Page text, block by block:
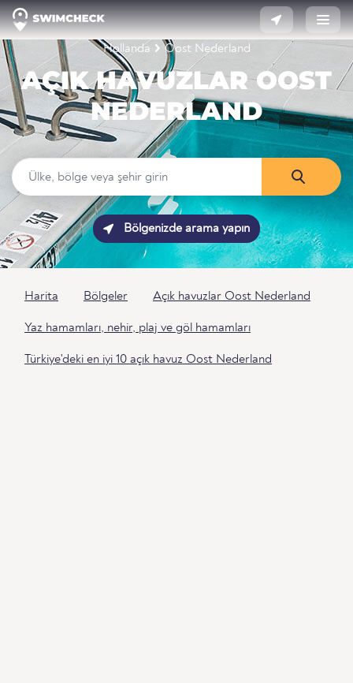
Hollanda Oost Nederland
AÇIK HAVUZLAR OOST
NEDERLAND
Bölgenizde arama yapın
Harita Bölgeler Açık havuzlar Oost Nederland
Yaz hamamları, nehir, plaj ve göl hamamları
Türkiye'deki en iyi 10 açık havuz Oost Nederland